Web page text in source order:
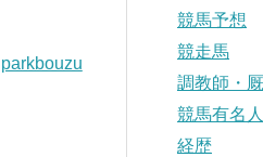
parkbouzu
競馬予想
競走馬
調教師・
競馬有名
経歴